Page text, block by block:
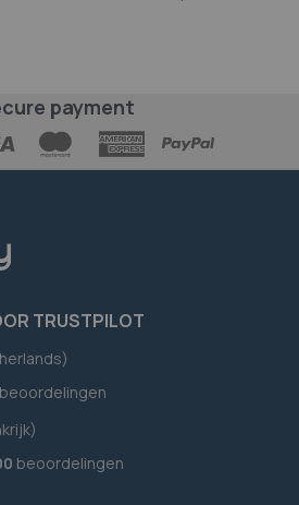
payment
TRUSTPILOT
beoordelingen
beoordelingen